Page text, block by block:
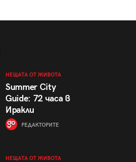
НЕЩАТА ОТ ЖИВОТА
Summer City
Guide: 72 часа в
Иракли
РЕДАКТОРИТЕ
НЕЩАТА ОТ ЖИВОТА